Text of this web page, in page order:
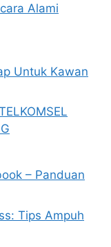
Alami
Untuk Kawan
– Panduan
Tips Ampuh